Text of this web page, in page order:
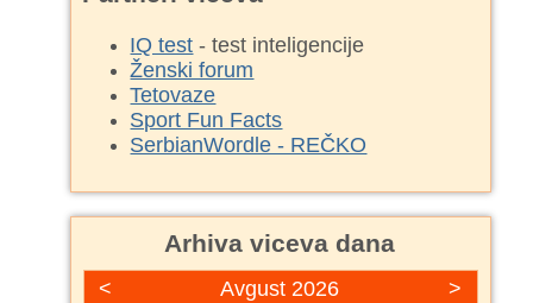
IQ test - test inteligencije
Ženski forum
Tetovaze
Sport Fun Facts
SerbianWordle - REČKO
Arhiva viceva dana
< >
Avgust 2026